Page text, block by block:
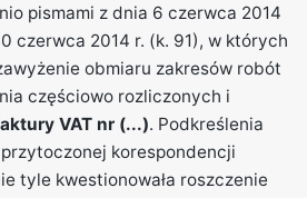
pismami z dnia 6 czerwca 2014
czerwca 2014 r. (k. 91), w których
obmiaru zakresów robót
częściowo rozliczonych i
VAT nr (...). Podkreślenia
korespondencji
tyle kwestionowała roszczenie